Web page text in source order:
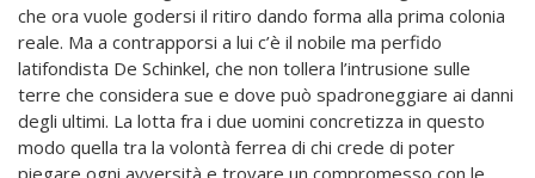
che ora vuole godersi il ritiro dando forma alla prima colonia
reale. Ma a contrapporsi a lui c’è il nobile ma perfido
latifondista De Schinkel, che non tollera l’intrusione sulle
terre che considera sue e dove può spadroneggiare ai danni
degli ultimi. La lotta fra i due uomini concretizza in questo
modo quella tra la volontà ferrea di chi crede di poter